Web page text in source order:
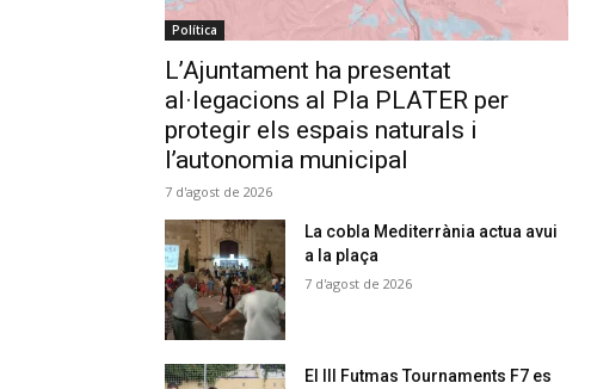
Política
L’Ajuntament ha presentat
al·legacions al Pla PLATER per
protegir els espais naturals i
l’autonomia municipal
7 d'agost de 2026
La cobla Mediterrània actua avui
a la plaça
7 d'agost de 2026
El III Futmas Tournaments F7 es